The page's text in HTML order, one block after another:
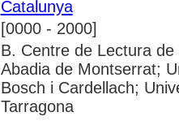
Catalunya
[0000 - 2000]
B. Centre de Lectura
Abadia de Montserrat;
Bosch i Cardellach;
Tarragona